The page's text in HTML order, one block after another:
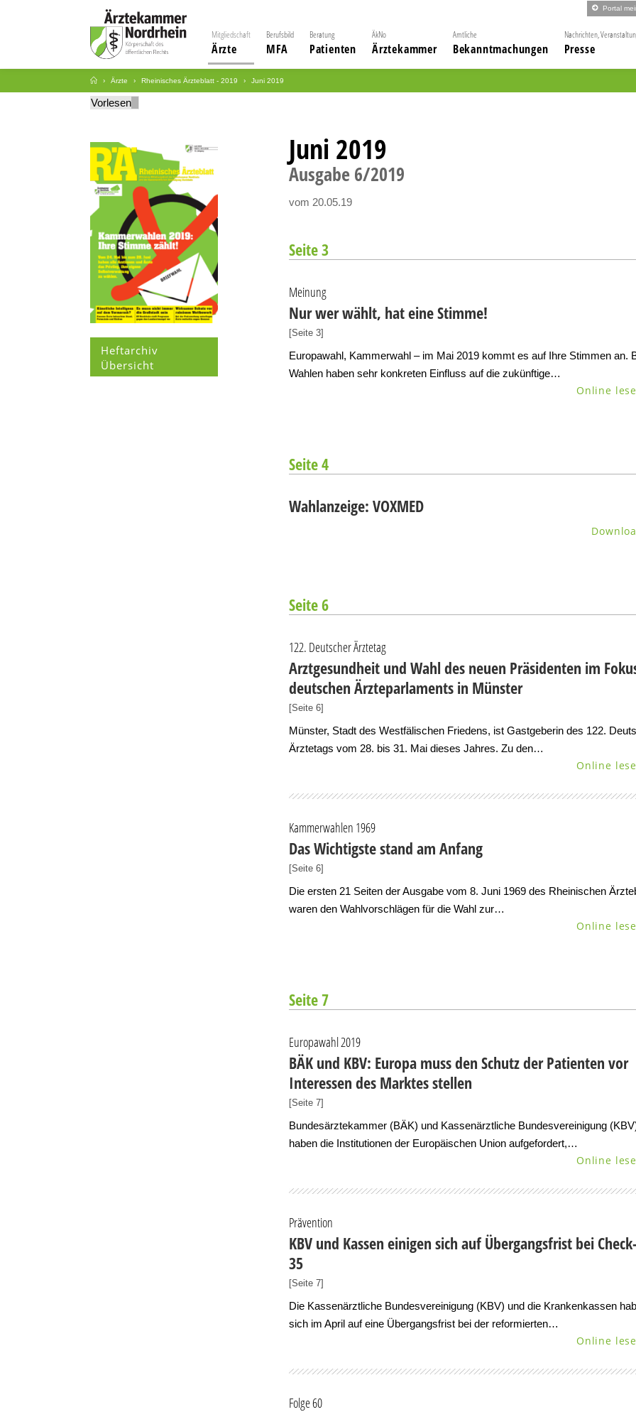
Portal
Mitgliedschaft
Ärzte
Berufsbild
MFA
Beratung
Patienten
ÄkNo
Ärztekammer
Amtliche
Bekanntmachungen
Nachrichten,
Presse
Ärzte Rheinisches Ärzteblatt - 2019 Juni 2019
Vorlesen
Heftarchiv
Übersicht
Juni 2019
Ausgabe6 2019
vom 20.05.19
Seite 3
Meinung
Nur wer wählt, hat eine Stimme!
[Seite 3]
Europawahl, Kammerwahl – im Mai 2019 kommt es auf Ihre Stimmen an.
Wahlen haben sehr konkreten Einfluss auf die zukünftige…
Online
Seite 4
Wahlanzeige: VOXMED
Seite 6
122. Deutscher Ärztetag
Arztgesundheit und Wahl des neuen Präsidenten im
deutschen Ärzteparlaments in Münster
[Seite 6]
Münster, Stadt des Westfälischen Friedens, ist Gastgeberin des 122.
Ärztetags vom 28. bis 31. Mai dieses Jahres. Zu den…
Online
Kammerwahlen 1969
Das Wichtigste stand am Anfang
[Seite 6]
Die ersten 21 Seiten der Ausgabe vom 8. Juni 1969 des Rheinischen
waren den Wahlvorschlägen für die Wahl zur…
Online
Seite 7
Europawahl 2019
BÄK und KBV: Europa muss den Schutz der Patienten vor
Interessen des Marktes stellen
[Seite 7]
Bundesärztekammer (BÄK) und Kassenärztliche Bundesvereinigung
haben die Institutionen der Europäischen Union aufgefordert,…
Online
Prävention
KBV und Kassen einigen sich auf Übergangsfrist bei
35
[Seite 7]
Die Kassenärztliche Bundesvereinigung (KBV) und die Krankenkassen
sich im April auf eine Übergangsfrist bei der reformierten…
Online
Folge 60